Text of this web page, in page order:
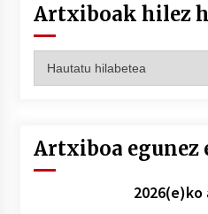
Artxiboak hilez
hilez
Artxiboa egunez